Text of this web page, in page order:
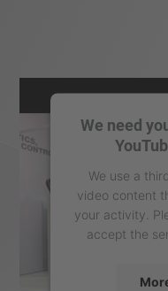
We need
We use a
video content
your activity.
accept the